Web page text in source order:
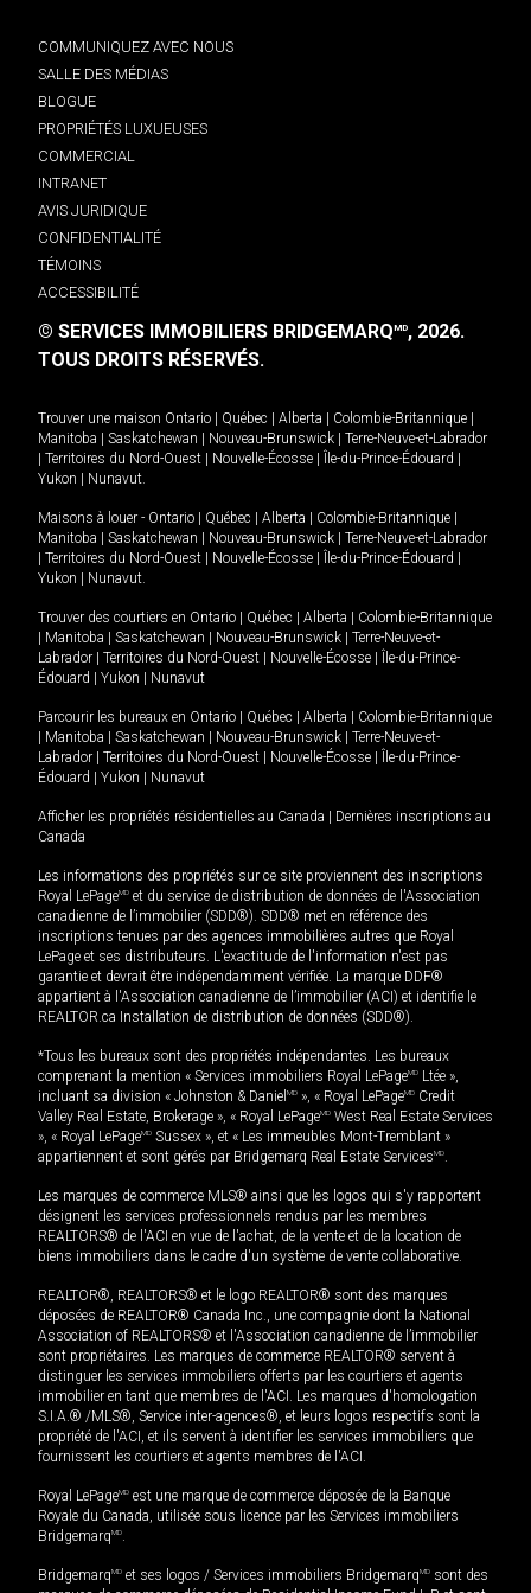
COMMUNIQUEZ AVEC NOUS
SALLE DES MÉDIAS
BLOGUE
PROPRIÉTÉS LUXUEUSES
COMMERCIAL
INTRANET
AVIS JURIDIQUE
CONFIDENTIALITÉ
TÉMOINS
ACCESSIBILITÉ
© SERVICES IMMOBILIERS BRIDGEMARQMD, 2026.
TOUS DROITS RÉSERVÉS.
Trouver une maison Ontario Québec Alberta Colombie-Britannique
Manitoba
Saskatchewan Nouveau-Brunswick
Terre-Neuve-et-Labrador
Territoires du Nord-Ouest Nouvelle-Écosse Île-du-Prince-Édouard
Yukon
Nunavut.
Maisons à louer - Ontario Québec Alberta Colombie-Britannique
Manitoba
Saskatchewan Nouveau-Brunswick
Terre-Neuve-et-Labrador
Territoires du Nord-Ouest Nouvelle-Écosse Île-du-Prince-Édouard
Yukon
Nunavut.
Trouver des courtiers en Ontario Québec Alberta
Colombie-Britannique
Manitoba Saskatchewan Nouveau-Brunswick
Terre-Neuve-et-
Labrador
Territoires du Nord-Ouest Nouvelle-Écosse
Île-du-Prince-
Édouard
Yukon Nunavut
Parcourir les bureaux en Ontario Québec Alberta
Colombie-Britannique
Manitoba Saskatchewan Nouveau-Brunswick
Terre-Neuve-et-
Labrador
Territoires du Nord-Ouest Nouvelle-Écosse
Île-du-Prince-
Édouard
Yukon Nunavut
Afficher les propriétés résidentielles au Canada
Dernières inscriptions au
Canada
Les informations des propriétés sur ce site proviennent des inscriptions
Royal LePageMD et du service de distribution de données de l'Association
canadienne de l’immobilier (SDD®). SDD® met en référence des
inscriptions tenues par des agences immobilières autres que Royal
LePage et ses distributeurs. L'exactitude de l'information n'est pas
garantie et devrait être indépendamment vérifiée. La marque DDF®
appartient à l'Association canadienne de l’immobilier (ACI) et identifie le
REALTOR.ca Installation de distribution de données (SDD®).
*Tous les bureaux sont des propriétés indépendantes. Les bureaux
comprenant la mention « Services immobiliers Royal LePageMD Ltée »,
incluant sa division « Johnston & Daniel MD », « Royal LePageMD Credit
Valley Real Estate, Brokerage », « Royal LePageMD West Real Estate Services
», « Royal LePageMD Sussex », et « Les immeubles Mont-Tremblant »
appartiennent et sont gérés par Bridgemarq Real Estate ServicesMD.
Les marques de commerce MLS® ainsi que les logos qui s'y rapportent
désignent les services professionnels rendus par les membres
REALTORS® de l'ACI en vue de l'achat, de la vente et de la location de
biens immobiliers dans le cadre d'un système de vente collaborative.
REALTOR®, REALTORS® et le logo REALTOR® sont des marques
déposées de REALTOR® Canada Inc., une compagnie dont la National
Association of REALTORS® et l'Association canadienne de l’immobilier
sont propriétaires. Les marques de commerce REALTOR® servent à
distinguer les services immobiliers offerts par les courtiers et agents
immobilier en tant que membres de l'ACI. Les marques d'homologation
S.I.A.® /MLS®, Service inter-agences®, et leurs logos respectifs sont la
propriété de l'ACI, et ils servent à identifier les services immobiliers que
fournissent les courtiers et agents membres de l'ACI.
Royal LePageMD est une marque de commerce déposée de la Banque
Royale du Canada, utilisée sous licence par les Services immobiliers
BridgemarqMD.
BridgemarqMD et ses logos / Services immobiliers BridgemarqMD sont des